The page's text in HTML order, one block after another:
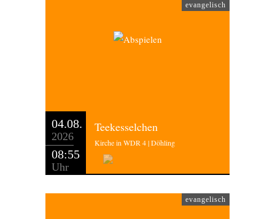
evangelisch
04.08.
2026
08:55
Uhr
Teekesselchen
Kirche in WDR 4 | Döhling
evangelisch